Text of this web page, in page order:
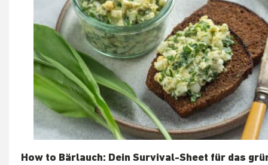
How to Bärlauch: Dein Survival-Sheet für das